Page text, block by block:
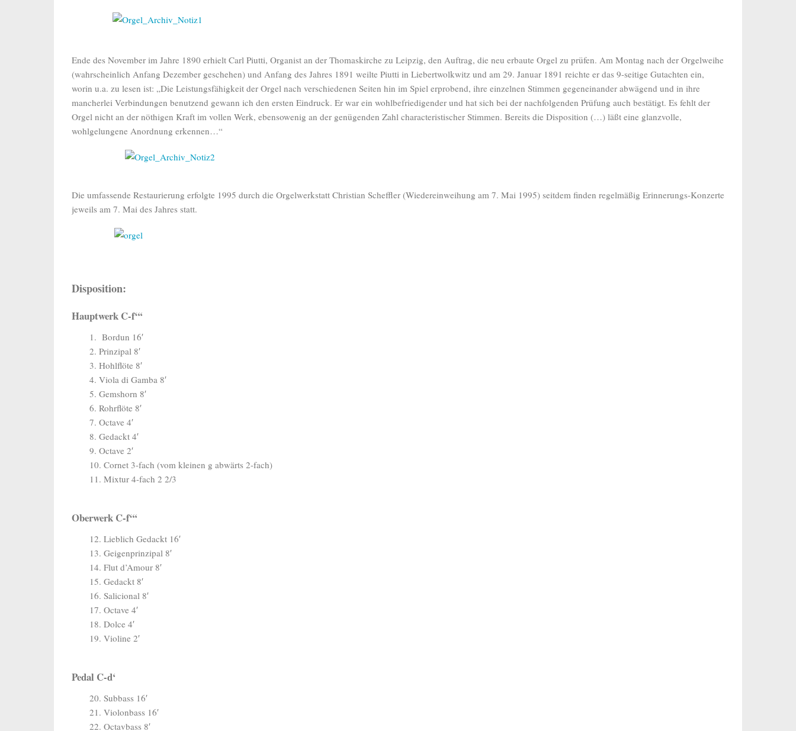
Ende des November im Jahre 1890 erhielt Carl Piutti, Organist an der Thomaskirche zu Leipzig, den Auftrag, die neu erbaute Orgel zu prüfen. Am Montag nach der Orgelweihe
(wahrscheinlich Anfang Dezember geschehen) und Anfang des Jahres 1891 weilte Piutti in Liebertwolkwitz und am 29. Januar 1891 reichte er das 9-seitige Gutachten ein,
worin u.a. zu lesen ist: „Die Leistungsfähigkeit der Orgel nach verschiedenen Seiten hin im Spiel erprobend, ihre einzelnen Stimmen gegeneinander abwägend und in ihre
mancherlei Verbindungen benutzend gewann ich den ersten Eindruck. Er war ein wohlbefriedigender und hat sich bei der nachfolgenden Prüfung auch bestätigt. Es fehlt der
Orgel nicht an der nöthigen Kraft im vollen Werk, ebensowenig an der genügenden Zahl characteristischer Stimmen. Bereits die Disposition (…) läßt eine glanzvolle,
wohlgelungene Anordnung erkennen…“
Die umfassende Restaurierung erfolgte 1995 durch die Orgelwerkstatt Christian Scheffler (Wiedereinweihung am 7. Mai 1995) seitdem finden regelmäßig Erinnerungs-Konzerte
jeweils am 7. Mai des Jahres statt.
Disposition:
Hauptwerk C-f“‘
1. Bordun 16′
2. Prinzipal 8′
3. Hohlflöte 8′
4. Viola di Gamba 8′
5. Gemshorn 8′
6. Rohrflöte 8′
7. Octave 4′
8. Gedackt 4′
9. Octave 2′
10. Cornet 3-fach (vom kleinen g abwärts 2-fach)
11. Mixtur 4-fach 2 2/3
Oberwerk C-f“‘
12. Lieblich Gedackt 16′
13. Geigenprinzipal 8′
14. Flut d’Amour 8′
15. Gedackt 8′
16. Salicional 8′
17. Octave 4′
18. Dolce 4′
19. Violine 2′
Pedal C-d‘
20. Subbass 16′
21. Violonbass 16′
22. Octavbass 8′